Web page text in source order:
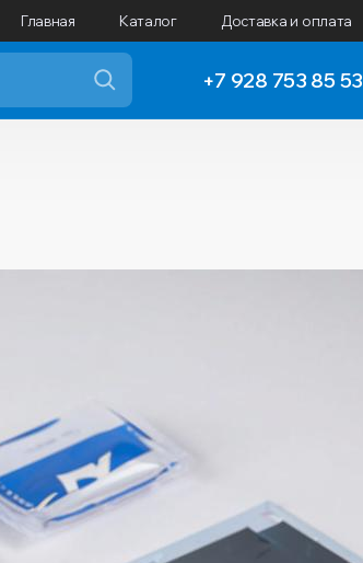
Главная Каталог Доставка и оплата
+7 928 753 85 53